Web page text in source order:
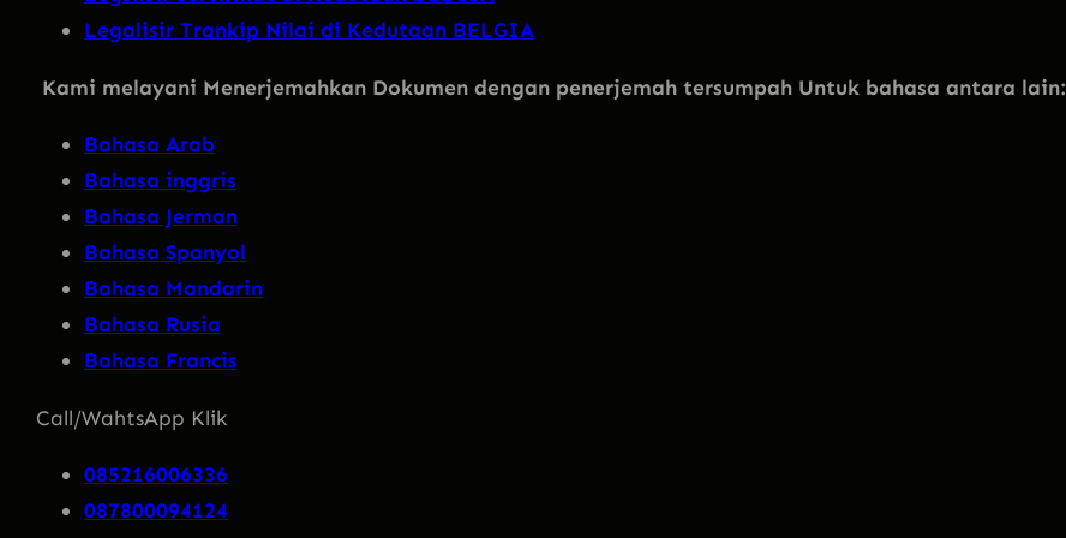
Legalisir Trankip Nilai di Kedutaan BELGIA
Kami melayani Menerjemahkan Dokumen dengan penerjemah tersumpah Untuk bahasa antara lain:
Bahasa Arab
Bahasa inggris
Bahasa Jerman
Bahasa Spanyol
Bahasa Mandarin
Bahasa Rusia
Bahasa Francis
Call/WahtsApp Klik
085216006336
087800094124